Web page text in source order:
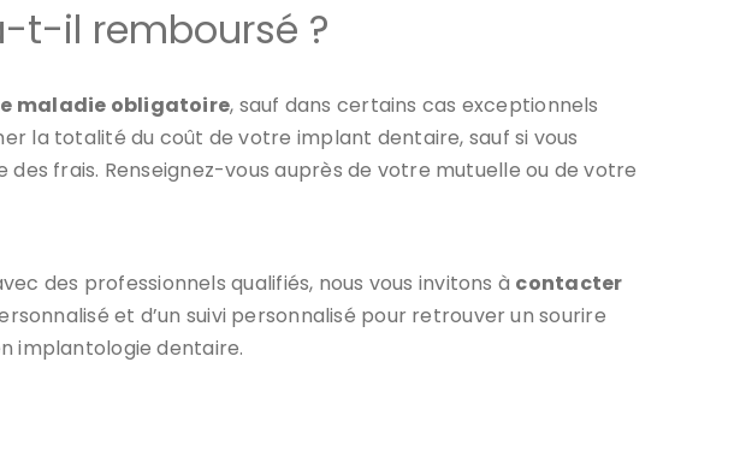
t-il remboursé ?
maladie obligatoire, sauf dans certains cas exceptionnels
la totalité du coût de votre implant dentaire, sauf si vous
frais. Renseignez-vous auprès de votre mutuelle ou de votre
des professionnels qualifiés, nous vous invitons à contacter
et d’un suivi personnalisé pour retrouver un sourire
implantologie dentaire.